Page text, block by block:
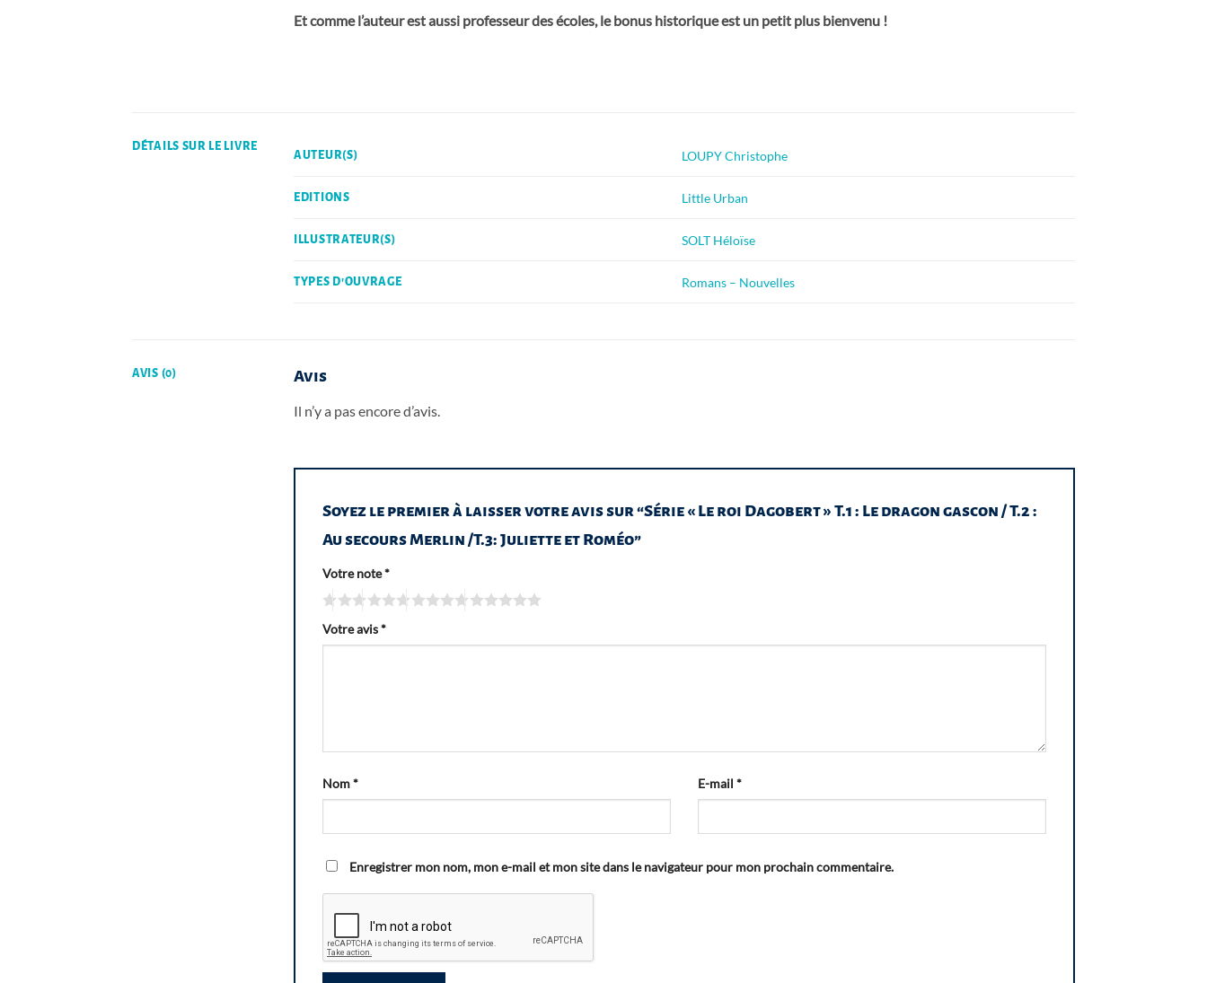
Et comme l’auteur est aussi professeur des écoles, le bonus historique est un petit plus bienvenu !
DÉTAILS SUR LE LIVRE
AUTEUR(S) LOUPY Christophe
EDITIONS Little Urban
ILLUSTRATEUR(S) SOLT Héloïse
TYPES D'OUVRAGE Romans – Nouvelles
AVIS (0) Avis
Il n’y a pas encore d’avis.
Soyez le premier à laisser votre avis sur “Série « Le roi Dagobert » T.1 : Le dragon gascon / T.2 :
Au secours Merlin /T.3: Juliette et Roméo”
Votre note*
Votre avis*
Nom* E-mail *
Enregistrer mon nom, mon e-mail et mon site dans le navigateur pour mon prochain commentaire.